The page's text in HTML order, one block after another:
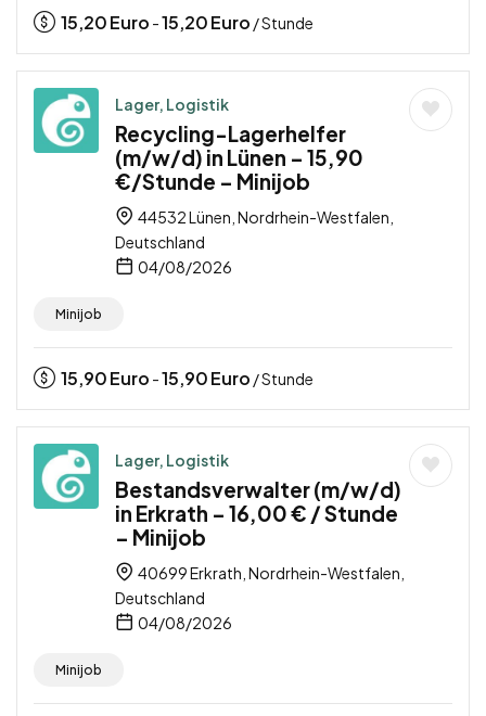
15,20Euro -15,20Euro / Stunde
Lager, Logistik
Recycling-Lagerhelfer
(m/w/d) in Lünen – 15,90
€/Stunde – Minijob
44532 Lünen, Nordrhein-Westfalen,
Deutschland
04/08/2026
Minijob
15,90Euro -15,90Euro / Stunde
Lager, Logistik
Bestandsverwalter (m/w/d)
in Erkrath – 16,00 € / Stunde
– Minijob
40699 Erkrath, Nordrhein-Westfalen,
Deutschland
04/08/2026
Minijob